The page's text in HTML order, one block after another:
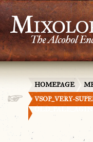
HOMEPAGE
VSOP_VERY-